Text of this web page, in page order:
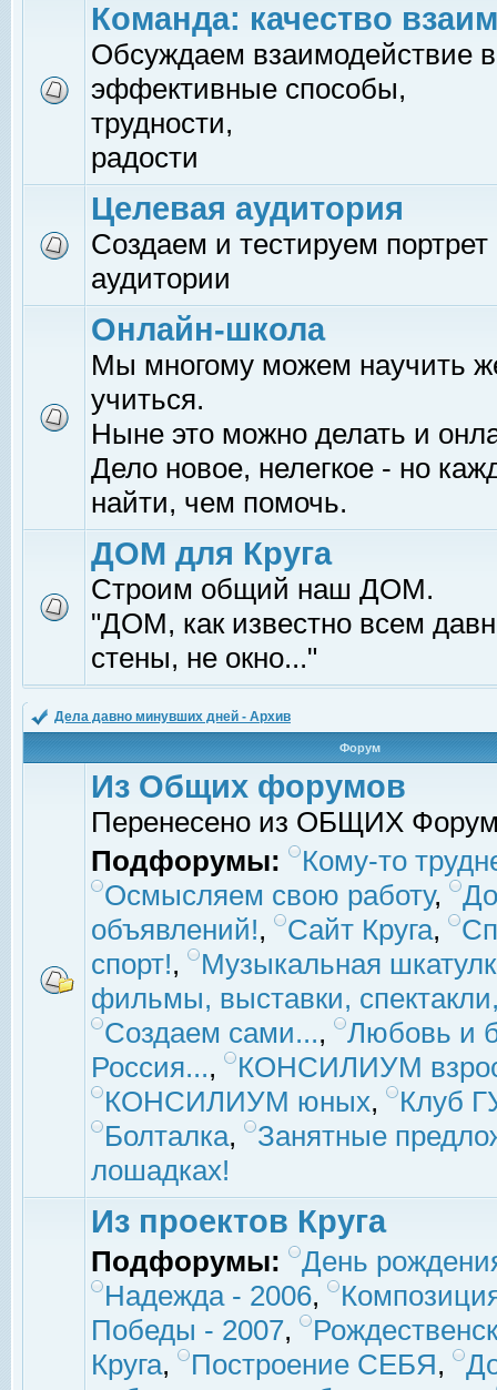
Команда: качество
Обсуждаем взаимодействие
эффективные способы,
трудности,
радости
Целевая аудитория
Создаем и тестируем
аудитории
Онлайн-школа
Мы многому можем научить
учиться.
Ныне это можно делать и
Дело новое, нелегкое - но
найти, чем помочь.
ДОМ для Круга
Строим общий наш ДОМ.
"ДОМ, как известно всем
стены, не окно..."
Дела давно минувших дней - Архив
Форум
Из Общих форумов
Перенесено из ОБЩИХ
Подфорумы:
Кому-то
Осмысляем свою работу,
объявлений!, Сайт Круга,
спорт!,
Музыкальная
фильмы, выставки,
Создаем сами...,
Любовь и
Россия...,
КОНСИЛИУМ
КОНСИЛИУМ юных,
Клуб
Болталка,
Занятные
лошадках!
Из проектов Круга
Подфорумы:
День
Надежда - 2006,
Победы - 2007,
Круга, Построение СЕБЯ,